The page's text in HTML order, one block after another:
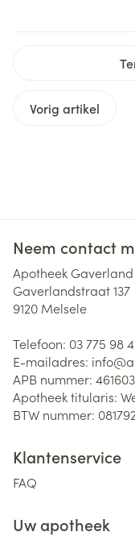
Vorig artikel
Neem contact
Apotheek Gaverland
Gaverlandstraat 137
9120 Melsele
Telefoon: 03 775 98
E-mailadres: info@
APB nummer: 461603
Apotheek titularis:
BTW nummer:
Klantenservice
FAQ
Uw apotheek